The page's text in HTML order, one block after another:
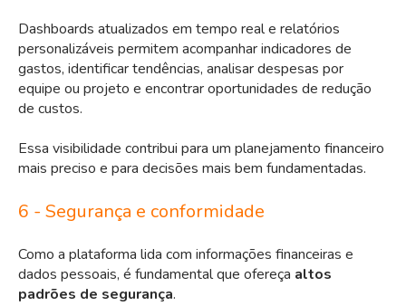
Dashboards atualizados em tempo real e relatórios
personalizáveis permitem acompanhar indicadores de
gastos, identificar tendências, analisar despesas por
equipe ou projeto e encontrar oportunidades de redução
de custos.
Essa visibilidade contribui para um planejamento financeiro
mais preciso e para decisões mais bem fundamentadas.
6 - Segurança e conformidade
Como a plataforma lida com informações financeiras e
dados pessoais, é fundamental que ofereça altos
padrões de segurança.